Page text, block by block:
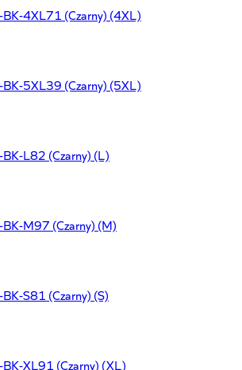
4XL71 (Czarny) (4XL)
5XL39 (Czarny) (5XL)
L82 (Czarny) (L)
M97 (Czarny) (M)
S81 (Czarny) (S)
XL91 (Czarny) (XL)